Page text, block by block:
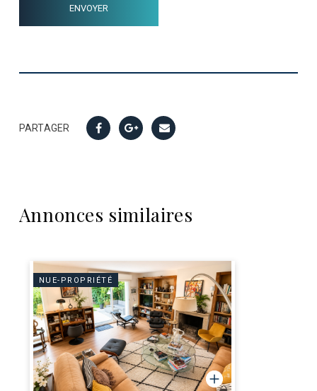
PARTAGER
Annonces similaires
NUE-PROPRIÉTÉ